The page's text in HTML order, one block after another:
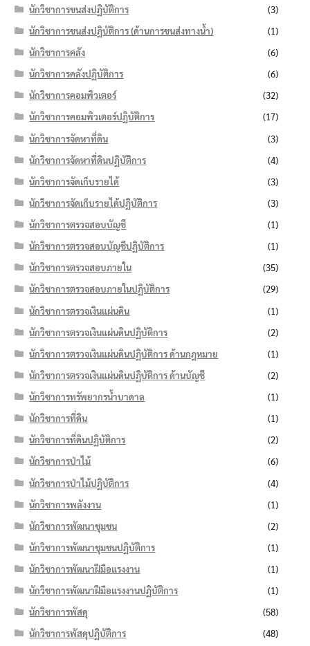
นักวิชาการขนส่งปฏิบัติการ
(3)
นักวิชาการขนส่งปฏิบัติการ (ด้านการขนส่งทางน้ำ)
(1)
นักวิชาการคลัง
(6)
นักวิชาการคลังปฏิบัติการ
(6)
นักวิชาการคอมพิวเตอร์
(32)
นักวิชาการคอมพิวเตอร์ปฏิบัติการ
(17)
นักวิชาการจัดหาที่ดิน
(3)
นักวิชาการจัดหาที่ดินปฏิบัติการ
(4)
นักวิชาการจัดเก็บรายได้
(3)
นักวิชาการจัดเก็บรายได้ปฏิบัติการ
(3)
นักวิชาการตรวจสอบบัญชี
(1)
นักวิชาการตรวจสอบบัญชีปฏิบัติการ
(1)
นักวิชาการตรวจสอบภายใน
(35)
นักวิชาการตรวจสอบภายในปฏิบัติการ
(29)
นักวิชาการตรวจเงินแผ่นดิน
(1)
นักวิชาการตรวจเงินแผ่นดินปฏิบัติการ
(2)
นักวิชาการตรวจเงินแผ่นดินปฏิบัติการ ด้านกฎหมาย
(1)
นักวิชาการตรวจเงินแผ่นดินปฏิบัติการ ด้านบัญชี
(2)
นักวิชาการทรัพยากรน้ำบาดาล
(1)
นักวิชาการที่ดิน
(1)
นักวิชาการที่ดินปฏิบัติการ
(2)
นักวิชาการป่าไม้
(6)
นักวิชาการป่าไม้ปฏิบัติการ
(4)
นักวิชาการพลังงาน
(1)
นักวิชาการพัฒนาชุมชน
(2)
นักวิชาการพัฒนาชุมชนปฏิบัติการ
(1)
นักวิชาการพัฒนาฝีมือแรงงาน
(1)
นักวิชาการพัฒนาฝีมือแรงงานปฏิบัติการ
(1)
นักวิชาการพัสดุ
(58)
นักวิชาการพัสดุปฏิบัติการ
(48)